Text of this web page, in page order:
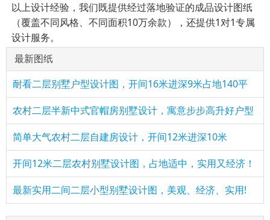
以上设计经验，我们既提供经过落地验证的成品设计图纸
（覆盖不同风格、不同面积10万余款），还提供1对1专属
设计服务。
最新图纸
耐看二层别墅户型设计图，开间16米进深9米占地140平
农村二层半新中式官帽房别墅设计，寓意步步高升好户型
简单大气农村二层自建房设计，开间12米进深10米
开间12米二层农村别墅设计图，占地适中，实用又经济！
最新实用二间二层小型别墅设计图，美观、经济、实用!